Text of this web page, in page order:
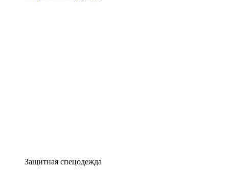
Защитная спецодежда